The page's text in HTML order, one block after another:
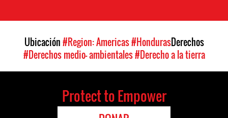
Ubicación#Region: Americas#HondurasDerechos
#Derechos medio- ambientales#Derecho a la tierra
Protect to Empower